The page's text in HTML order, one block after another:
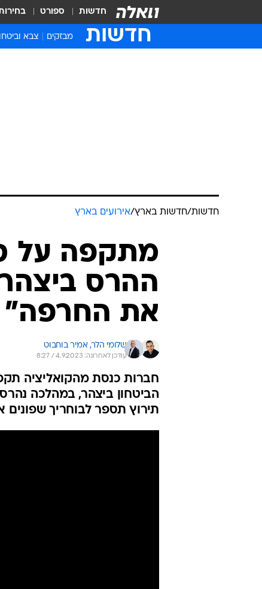
חדשות ספורט
חדשות מבזקים צבא וביטחון
חדשות/חדשות בארץ/אירועים בארץ
מתקפה על
ההרס
את החרפה"
שלומי הלר, אמיר בוחבוט
עודכן לאחרונה: 4.9.2023 / 8:27
חברות כנסת מהקואליציה
הביטחון ביצהר, במהלכה
תירוץ תספר לבוחריך